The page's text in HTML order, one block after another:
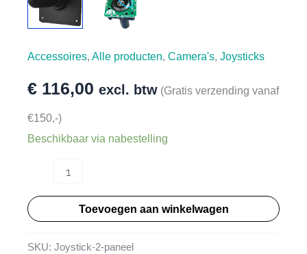
Accessoires, Alle producten, Camera's, Joysticks
€ 116,00 excl. btw (Gratis verzending vanaf
€150,-)
Beschikbaar via nabestelling
aantal
Toevoegen aan winkelwagen
SKU: Joystick-2-paneel